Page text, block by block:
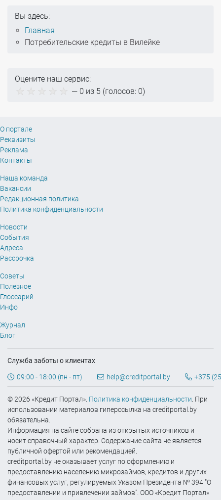
Вы здесь:
Главная
Потребительские кредиты в Вилейке
Оцените наш сервис:
— 0 из 5 (голосов: 0)
О портале
Реквизиты
Реклама
Контакты
Наша команда
Вакансии
Редакционная политика
Политика конфиденциальности
Новости
События
Адреса
Рассрочка
Советы
Полезное
Глоссарий
Инфо
Журнал
Блог
Служба заботы о клиентах
09:00 - 18:00 (пн - пт) help@creditportal.by +375
© 2026 «Кредит Портал». Политика конфиденциальности . При
использовании материалов гиперссылка на creditportal.by
обязательна.
Информация на сайте собрана из открытых источников и
носит справочный характер. Содержание сайта не является
публичной офертой или рекомендацией.
creditportal.by не оказывает услуг по оформлению и
предоставлению населению микрозаймов, кредитов и других
финансовых услуг, регулируемых Указом Президента № 394 "О
предоставлении и привлечении займов". ООО «Кредит Портал»